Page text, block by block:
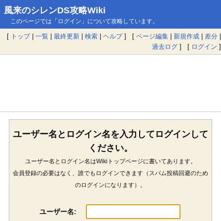
風来のシレンDS攻略Wiki
このページでは「ログイン」について攻略しています。
[ トップ| 一覧 | 最終更新 | 検索 | ヘルプ] [ ページ編集 | 新規作成 | 差分 |
過去ログ ] [ ログイン ]
ユーザー名とログイン名を入力してログインして
ください。
ユーザー名とログイン名はWikiトップページに書いてあります。
会員登録の必要はなく、誰でもログインできます（スパム投稿回避のため
のログインになります）。
ユーザー名: